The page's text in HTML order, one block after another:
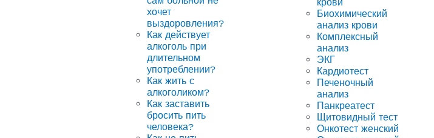
хочет
выздоровления?
Как действует
алкоголь при
длительном
употреблении?
Как жить с
алкоголиком?
Как заставить
бросить пить
человека?
крови
Биохимический
анализ крови
Комплексный
анализ
ЭКГ
Кардиотест
Печеночный
анализ
Панкреатест
Щитовидный тест
Онкотест женский